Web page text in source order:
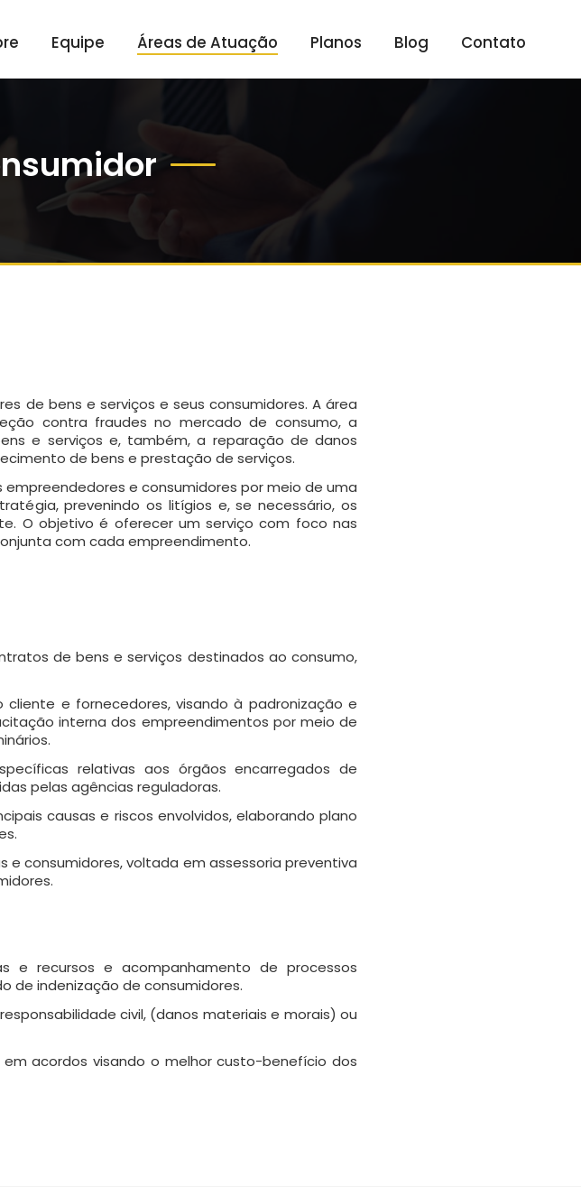
Equipe Áreas de Atuação Planos Blog Contato
de bens e serviços e seus consumidores. A área
contra fraudes no mercado de consumo, a
e serviços e, também, a reparação de danos
de bens e prestação de serviços.
e consumidores por meio de uma
prevenindo os litígios e, se necessário, os
O objetivo é oferecer um serviço com foco nas
com cada empreendimento.
de bens e serviços destinados ao consumo,
e fornecedores, visando à padronização e
interna dos empreendimentos por meio de
relativas aos órgãos encarregados de
pelas agências reguladoras.
causas e riscos envolvidos, elaborando plano
consumidores, voltada em assessoria preventiva
e recursos e acompanhamento de processos
de indenização de consumidores.
civil, (danos materiais e morais) ou
acordos visando o melhor custo-benefício dos